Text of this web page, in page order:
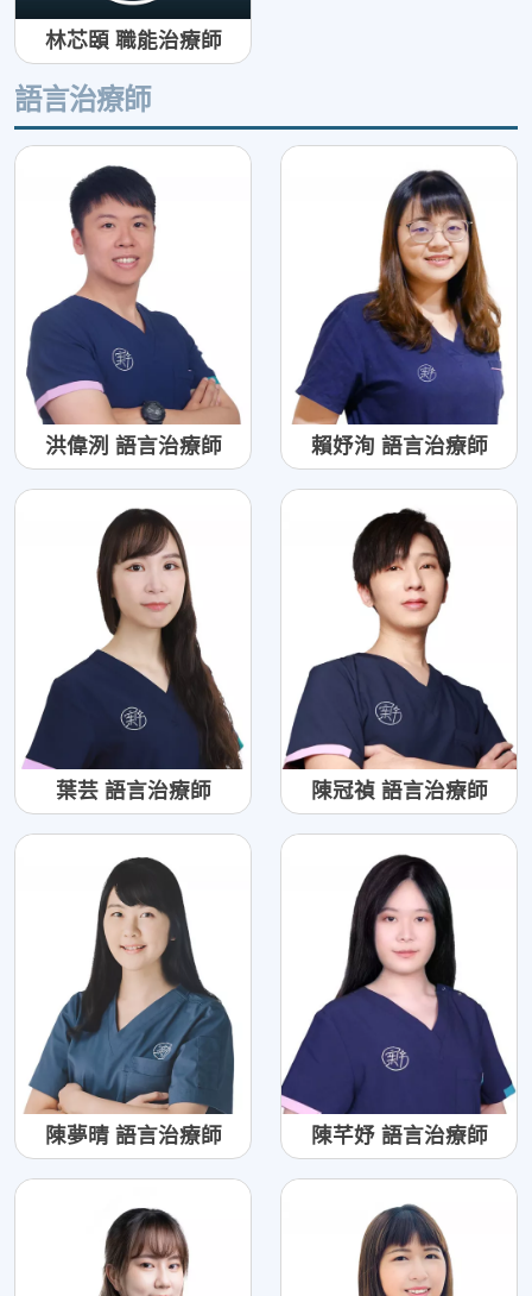
林芯頣 職能治療師
語言治療師
洪偉洌 語言治療師 賴妤洵 語言治療師
葉芸 語言治療師 陳冠禎 語言治療師
陳夢晴 語言治療師 陳芊妤 語言治療師